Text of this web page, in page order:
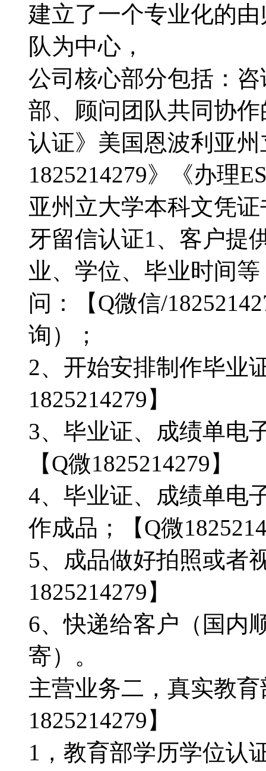
建立了一个专业化的
队为中心，
公司核心部分包括：
部、顾问团队共同协
认证》美国恩波利亚
1825214279》《办理
亚州立大学本科文凭
牙留信认证1、客户提
业、学位、毕业时间
问：【Q微信/
询）；
2、开始安排制作毕业
1825214279】
3、毕业证、成绩单电
【Q微1825214279】
4、毕业证、成绩单电
作成品；【Q微
5、成品做好拍照或者
1825214279】
6、快递给客户（国内
寄）。
主营业务二，真实教
1825214279】
1，教育部学历学位认